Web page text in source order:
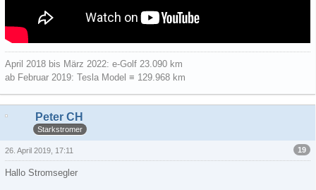
April 2018 bis März 2022: e-Golf 23.090 km
ab Februar 2019: Tesla Model ≡ 129.968 km
Peter CH
Starkstromer
19
26. April 2019, 17:11
Hallo Stromsegler